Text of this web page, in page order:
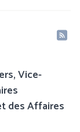
Vice-
des Affaires